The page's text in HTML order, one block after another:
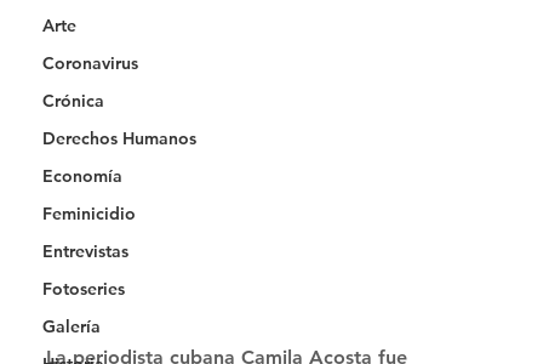
Arte
Coronavirus
Crónica
Derechos Humanos
Economía
Feminicidio
Entrevistas
Fotoseries
Galería
La periodista cubana Camila Acosta fue